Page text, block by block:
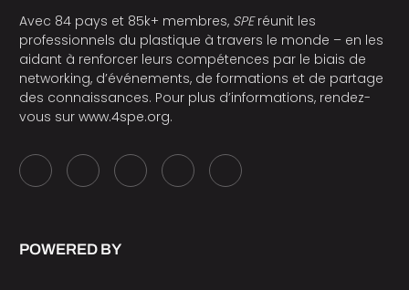
Avec 84 pays et 85k+ membres, SPEréunit les
professionnels du plastique à travers le monde – en les
aidant à renforcer leurs compétences par le biais de
networking, d’événements, de formations et de partage
des connaissances. Pour plus d’informations, rendez-
vous sur www.4spe.org.
POWERED BY